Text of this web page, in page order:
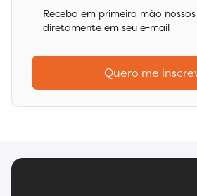
Receba em primeira mão
diretamente em seu e-mail
Quero me